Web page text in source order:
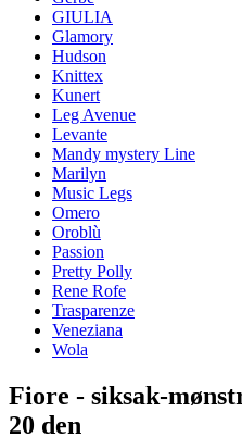
GIULIA
Glamory
Hudson
Knittex
Kunert
Leg Avenue
Levante
Mandy mystery Line
Marilyn
Music Legs
Omero
Oroblù
Passion
Pretty Polly
Rene Rofe
Trasparenze
Veneziana
Wola
Fiore - siksak-
20 den